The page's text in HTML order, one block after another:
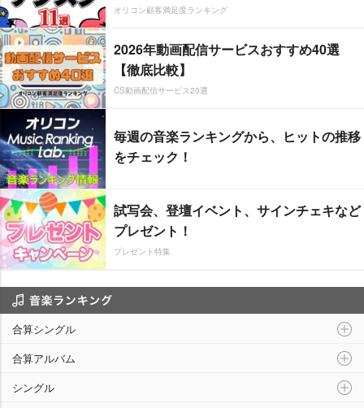
オリコン顧客満足度ランキング
2026年動画配信サービスおすすめ40選
【徹底比較】
CS動画配信サービス20選
毎週の音楽ランキングから、ヒットの推移
をチェック！
試写会、登壇イベント、サインチェキなど
プレゼント！
プレゼント特集
合算シングル
合算アルバム
シングル